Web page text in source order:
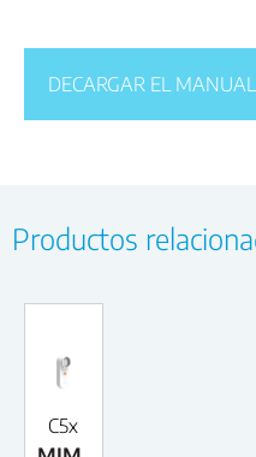
DECARGAR EL MANUAL
Productos
C5x